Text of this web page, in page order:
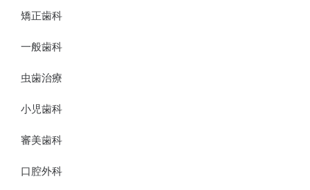
矯正歯科
一般歯科
虫歯治療
小児歯科
審美歯科
口腔外科